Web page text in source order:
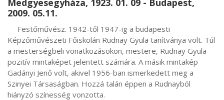
Medgyesegyháza, 1923. 01. 09 - Budapest,
2009. 05.11.
Képzőművészeti Főiskolán Rudnay Gyula tanítványa volt. Túl
a mesterségbeli vonatkozásokon, mestere, Rudnay Gyula
pozitív mintaképet jelentett számára. A másik mintakép
Gadányi Jenő volt, akivel 1956-ban ismerkedett meg a
Szinyei Társaságban. Hozzá talán éppen a Rudnayból
hiányzó színesség vonzotta.